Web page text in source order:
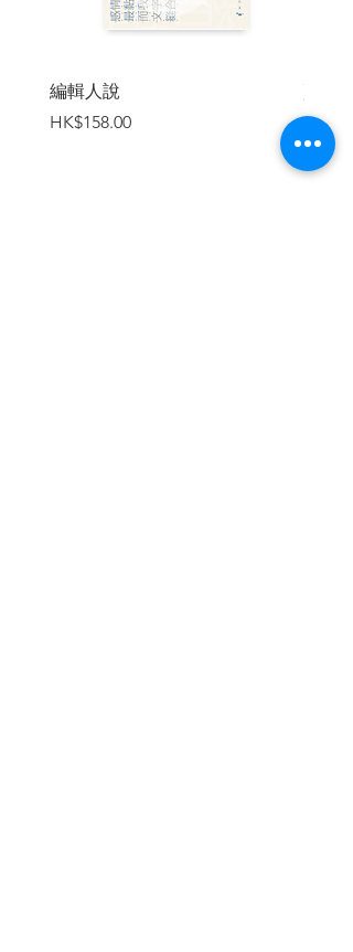
編輯人說
價格
HK$158.00
賣書者
價格